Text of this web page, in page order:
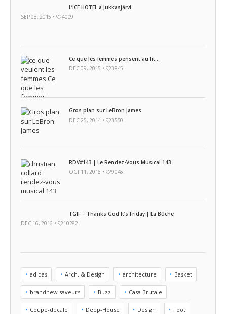
L’ICE HOTEL à Jukkasjärvi
SEP 08, 2015 •
4009
Ce que les femmes pensent au lit…
DEC 09, 2015 •
3845
Gros plan sur LeBron James
DEC 25, 2014 •
3550
RDV#143 | Le Rendez-Vous Musical 143.
OCT 11, 2016 •
9045
TGIF – Thanks God It’s Friday | La Bûche
DEC 16, 2016 •
10282
adidas Arch. & Design architecture Basket
brandnew saveurs Buzz Casa Brutale
Coupé-décalé Deep-House Design Foot